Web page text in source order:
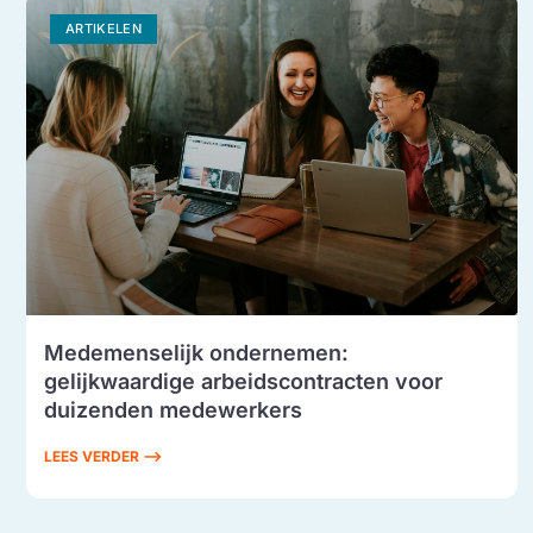
ARTIKELEN
Medemenselijk ondernemen:
gelijkwaardige arbeidscontracten voor
duizenden medewerkers
LEES VERDER ⟶